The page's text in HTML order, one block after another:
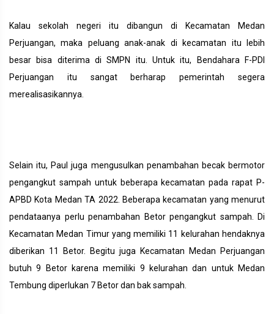
Kalau sekolah negeri itu dibangun di Kecamatan Medan
Perjuangan, maka peluang anak-anak di kecamatan itu lebih
besar bisa diterima di SMPN itu. Untuk itu, Bendahara F-PDI
Perjuangan itu sangat berharap pemerintah segera
merealisasikannya.
Selain itu, Paul juga mengusulkan penambahan becak bermotor
pengangkut sampah untuk beberapa kecamatan pada rapat P-
APBD Kota Medan TA 2022. Beberapa kecamatan yang menurut
pendataanya perlu penambahan Betor pengangkut sampah. Di
Kecamatan Medan Timur yang memiliki 11 kelurahan hendaknya
diberikan 11 Betor. Begitu juga Kecamatan Medan Perjuangan
butuh 9 Betor karena memiliki 9 kelurahan dan untuk Medan
Tembung diperlukan 7 Betor dan bak sampah.